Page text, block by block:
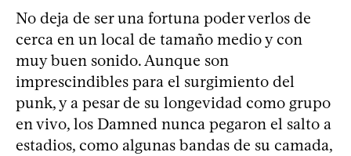
No deja de ser una fortuna poder verlos de
cerca en un local de tamaño medio y con
muy buen sonido. Aunque son
imprescindibles para el surgimiento del
punk, y a pesar de su longevidad como grupo
en vivo, los Damned nunca pegaron el salto a
estadios, como algunas bandas de su camada,